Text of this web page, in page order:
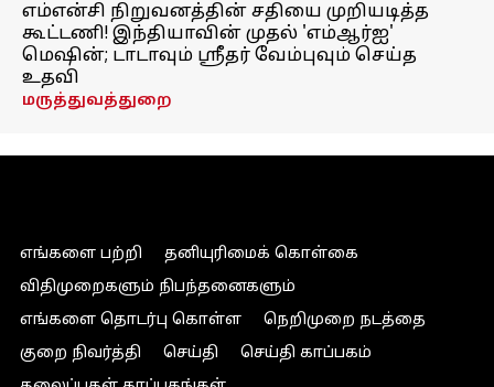
எம்என்சி நிறுவனத்தின் சதியை முறியடித்த
கூட்டணி! இந்தியாவின் முதல் 'எம்ஆர்ஐ'
மெஷின்; டாடாவும் ஸ்ரீதர் வேம்புவும் செய்த
உதவி
மருத்துவத்துறை
எங்களை பற்றி
தனியுரிமைக் கொள்கை
விதிமுறைகளும் நிபந்தனைகளும்
எங்களை தொடர்பு கொள்ள
நெறிமுறை நடத்தை
குறை நிவர்த்தி
செய்தி
செய்தி காப்பகம்